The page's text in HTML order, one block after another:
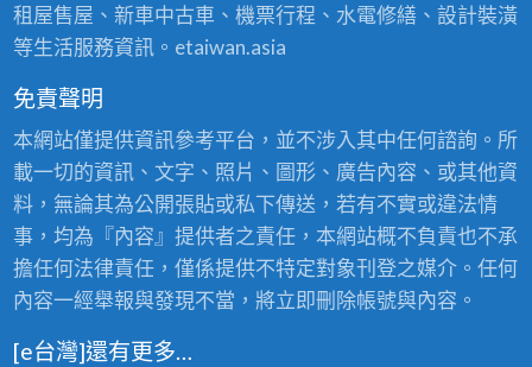
租屋售屋、新車中古車、機票行程、水電修繕、設計裝潢
等生活服務資訊。etaiwan.asia
免責聲明
本網站僅提供資訊參考平台，並不涉入其中任何諮詢。所
載一切的資訊、文字、照片、圖形、廣告內容、或其他資
料，無論其為公開張貼或私下傳送，若有不實或違法情
事，均為『內容』提供者之責任，本網站概不負責也不承
擔任何法律責任，僅係提供不特定對象刊登之媒介。任何
內容一經舉報與發現不當，將立即刪除帳號與內容。
[e台灣]還有更多…